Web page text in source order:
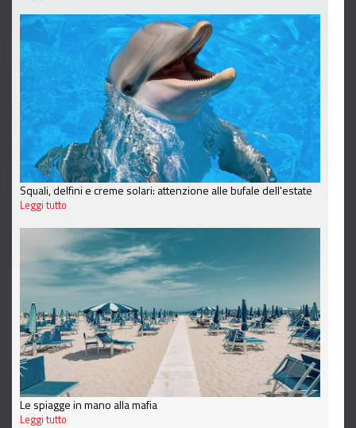
Squali, delfini e creme solari: attenzione alle bufale dell'estate
Leggi tutto
Le spiagge in mano alla mafia
Leggi tutto